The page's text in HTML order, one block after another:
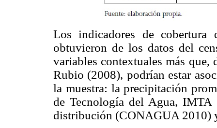
Los indicadores de
obtuvieron de los datos del
variables contextuales más que,
Rubio (2008), podrían estar
la muestra: la precipitación
de Tecnología del Agua,
distribución (CONAGUA 2010)